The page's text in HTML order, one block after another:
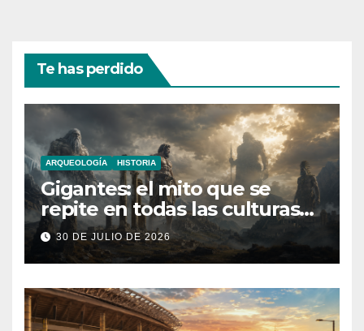
Te has perdido
ARQUEOLOGÍA HISTORIA
Gigantes: el mito que se
repite en todas las culturas
del mundo
30 DE JULIO DE 2026